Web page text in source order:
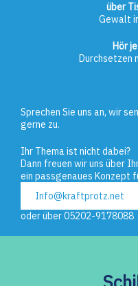
über
Gewalt
Hör
Durchsetzen
Sprechen Sie uns an, wir
gerne zu.
Ihr Thema ist nicht dabei?
Dann freuen wir uns über
ein passgenaues Konzept
Info@kraftprotz.net
oder über 05202-9178088